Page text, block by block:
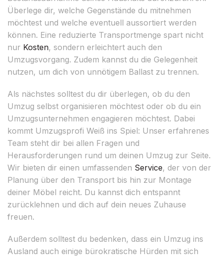
Überlege dir, welche Gegenstände du mitnehmen
möchtest und welche eventuell aussortiert werden
können. Eine reduzierte Transportmenge spart nicht
nur Kosten, sondern erleichtert auch den
Umzugsvorgang. Zudem kannst du die Gelegenheit
nutzen, um dich von unnötigem Ballast zu trennen.
Als nächstes solltest du dir überlegen, ob du den
Umzug selbst organisieren möchtest oder ob du ein
Umzugsunternehmen engagieren möchtest. Dabei
kommt Umzugsprofi Weiß ins Spiel: Unser erfahrenes
Team steht dir bei allen Fragen und
Herausforderungen rund um deinen Umzug zur Seite.
Wir bieten dir einen umfassenden Service, der von der
Planung über den Transport bis hin zur Montage
deiner Möbel reicht. Du kannst dich entspannt
zurücklehnen und dich auf dein neues Zuhause
freuen.
Außerdem solltest du bedenken, dass ein Umzug ins
Ausland auch einige bürokratische Hürden mit sich